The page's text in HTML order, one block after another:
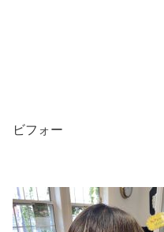
ビフォー